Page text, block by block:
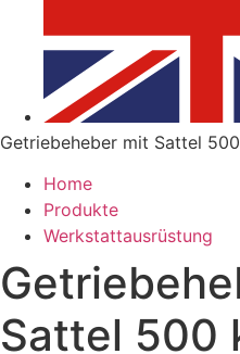
Getriebeheber mit Sattel
Home
Produkte
Werkstattausrüstung
Sattel 500